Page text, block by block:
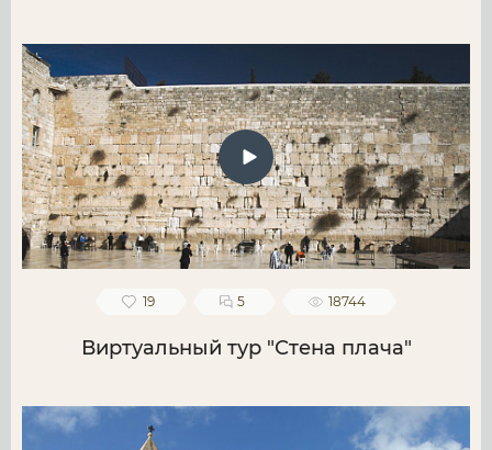
19 5 18744
Виртуальный тур "Стена плача"